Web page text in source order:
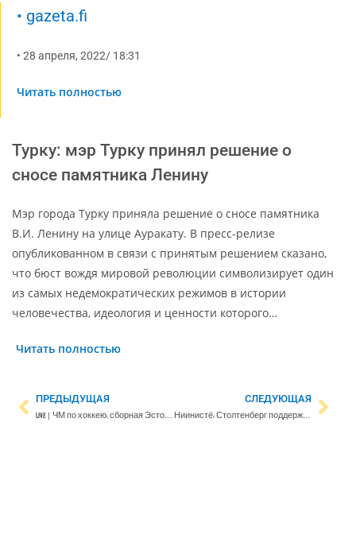
• gazeta.fi
• 28 апреля, 2022/ 18:31
Читать полностью
Турку: мэр Турку принял решение о
сносе памятника Ленину
Мэр города Турку приняла решение о сносе памятника
В.И. Ленину на улице Ауракату. В пресс-релизе
опубликованном в связи с принятым решением сказано,
что бюст вождя мировой революции символизирует один
из самых недемократических режимов в истории
человечества, идеология и ценности которого…
Читать полностью
ПРЕДЫДУЩАЯ
LIVE | ЧМ по хоккею: сборная Эстонии проигрывает Японии – 3:4
СЛЕДУЮЩАЯ
Ниинистё: Столтенберг поддержит выбор Финляндии в вопросе НАТО